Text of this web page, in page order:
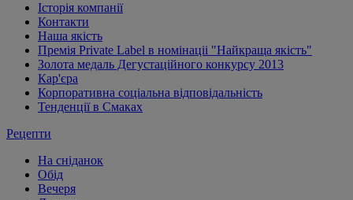
Історія компанії
Контакти
Наша якість
Премія Private Label в номінаціі "Найкраща якість"
Золота медаль Дегустаційного конкурсу 2013
Кар'єра
Корпоративна соціальна відповідальність
Тенденції в Смаках
Рецепти
На сніданок
Обід
Вечеря